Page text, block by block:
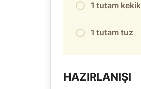
1 tutam kekik
1 tutam tuz
HAZIRLANIŞI